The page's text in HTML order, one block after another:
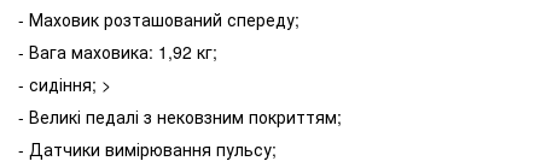
- Маховик розташований спереду;
- Вага маховика: 1,92 кг;
- сидіння; >
- Великі педалі з нековзним покриттям;
- Датчики вимірювання пульсу;